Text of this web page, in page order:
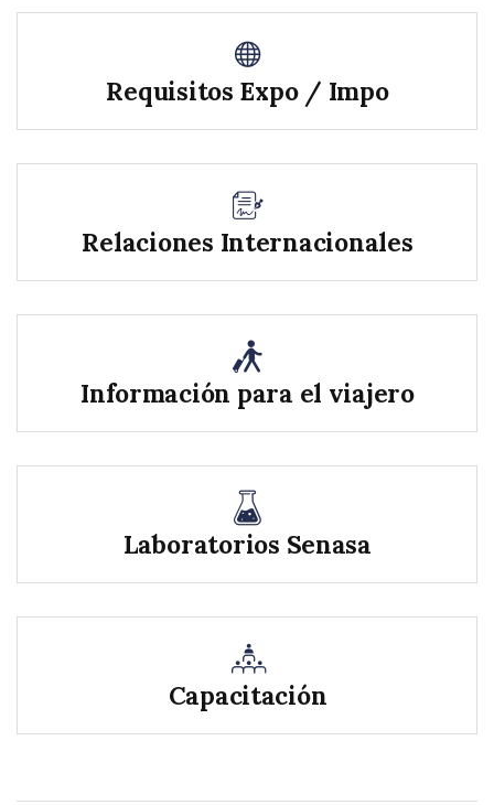
Requisitos Expo / Impo
Relaciones Internacionales
Información para el viajero
Laboratorios Senasa
Capacitación